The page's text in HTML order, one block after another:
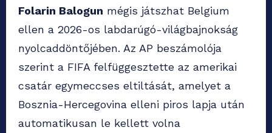
Folarin Balogun mégis játszhat Belgium
ellen a 2026-os labdarúgó-világbajnokság
nyolcaddöntőjében. Az AP beszámolója
szerint a FIFA felfüggesztette az amerikai
csatár egymeccses eltiltását, amelyet a
Bosznia-Hercegovina elleni piros lapja után
automatikusan le kellett volna